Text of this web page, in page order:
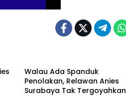
Walau Ada Spanduk
Penolakan, Relawan Anies
Surabaya Tak Tergoyahkan